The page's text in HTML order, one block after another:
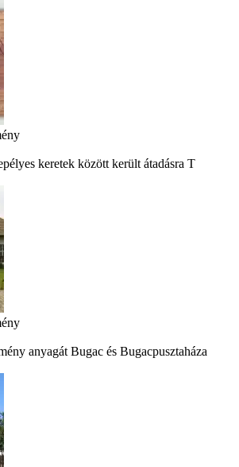
keretek között került átadásra T
anyagát Bugac és Bugacpusztaháza